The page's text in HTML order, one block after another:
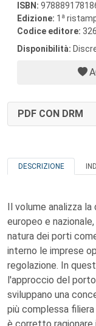
ISBN:
Edizione: 1 a
Codice editore:
Disponibilità:
PDF CON DRM
DESCRIZIONE
Il volume analizza
europeo e
natura dei porti
interno le imprese
regolazione. In
l'approccio del
sviluppano una
più complessa